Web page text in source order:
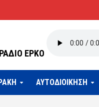
ΕΡΚΟ
ΑΥΤΟΔΙΟΙΚΗΣΗ